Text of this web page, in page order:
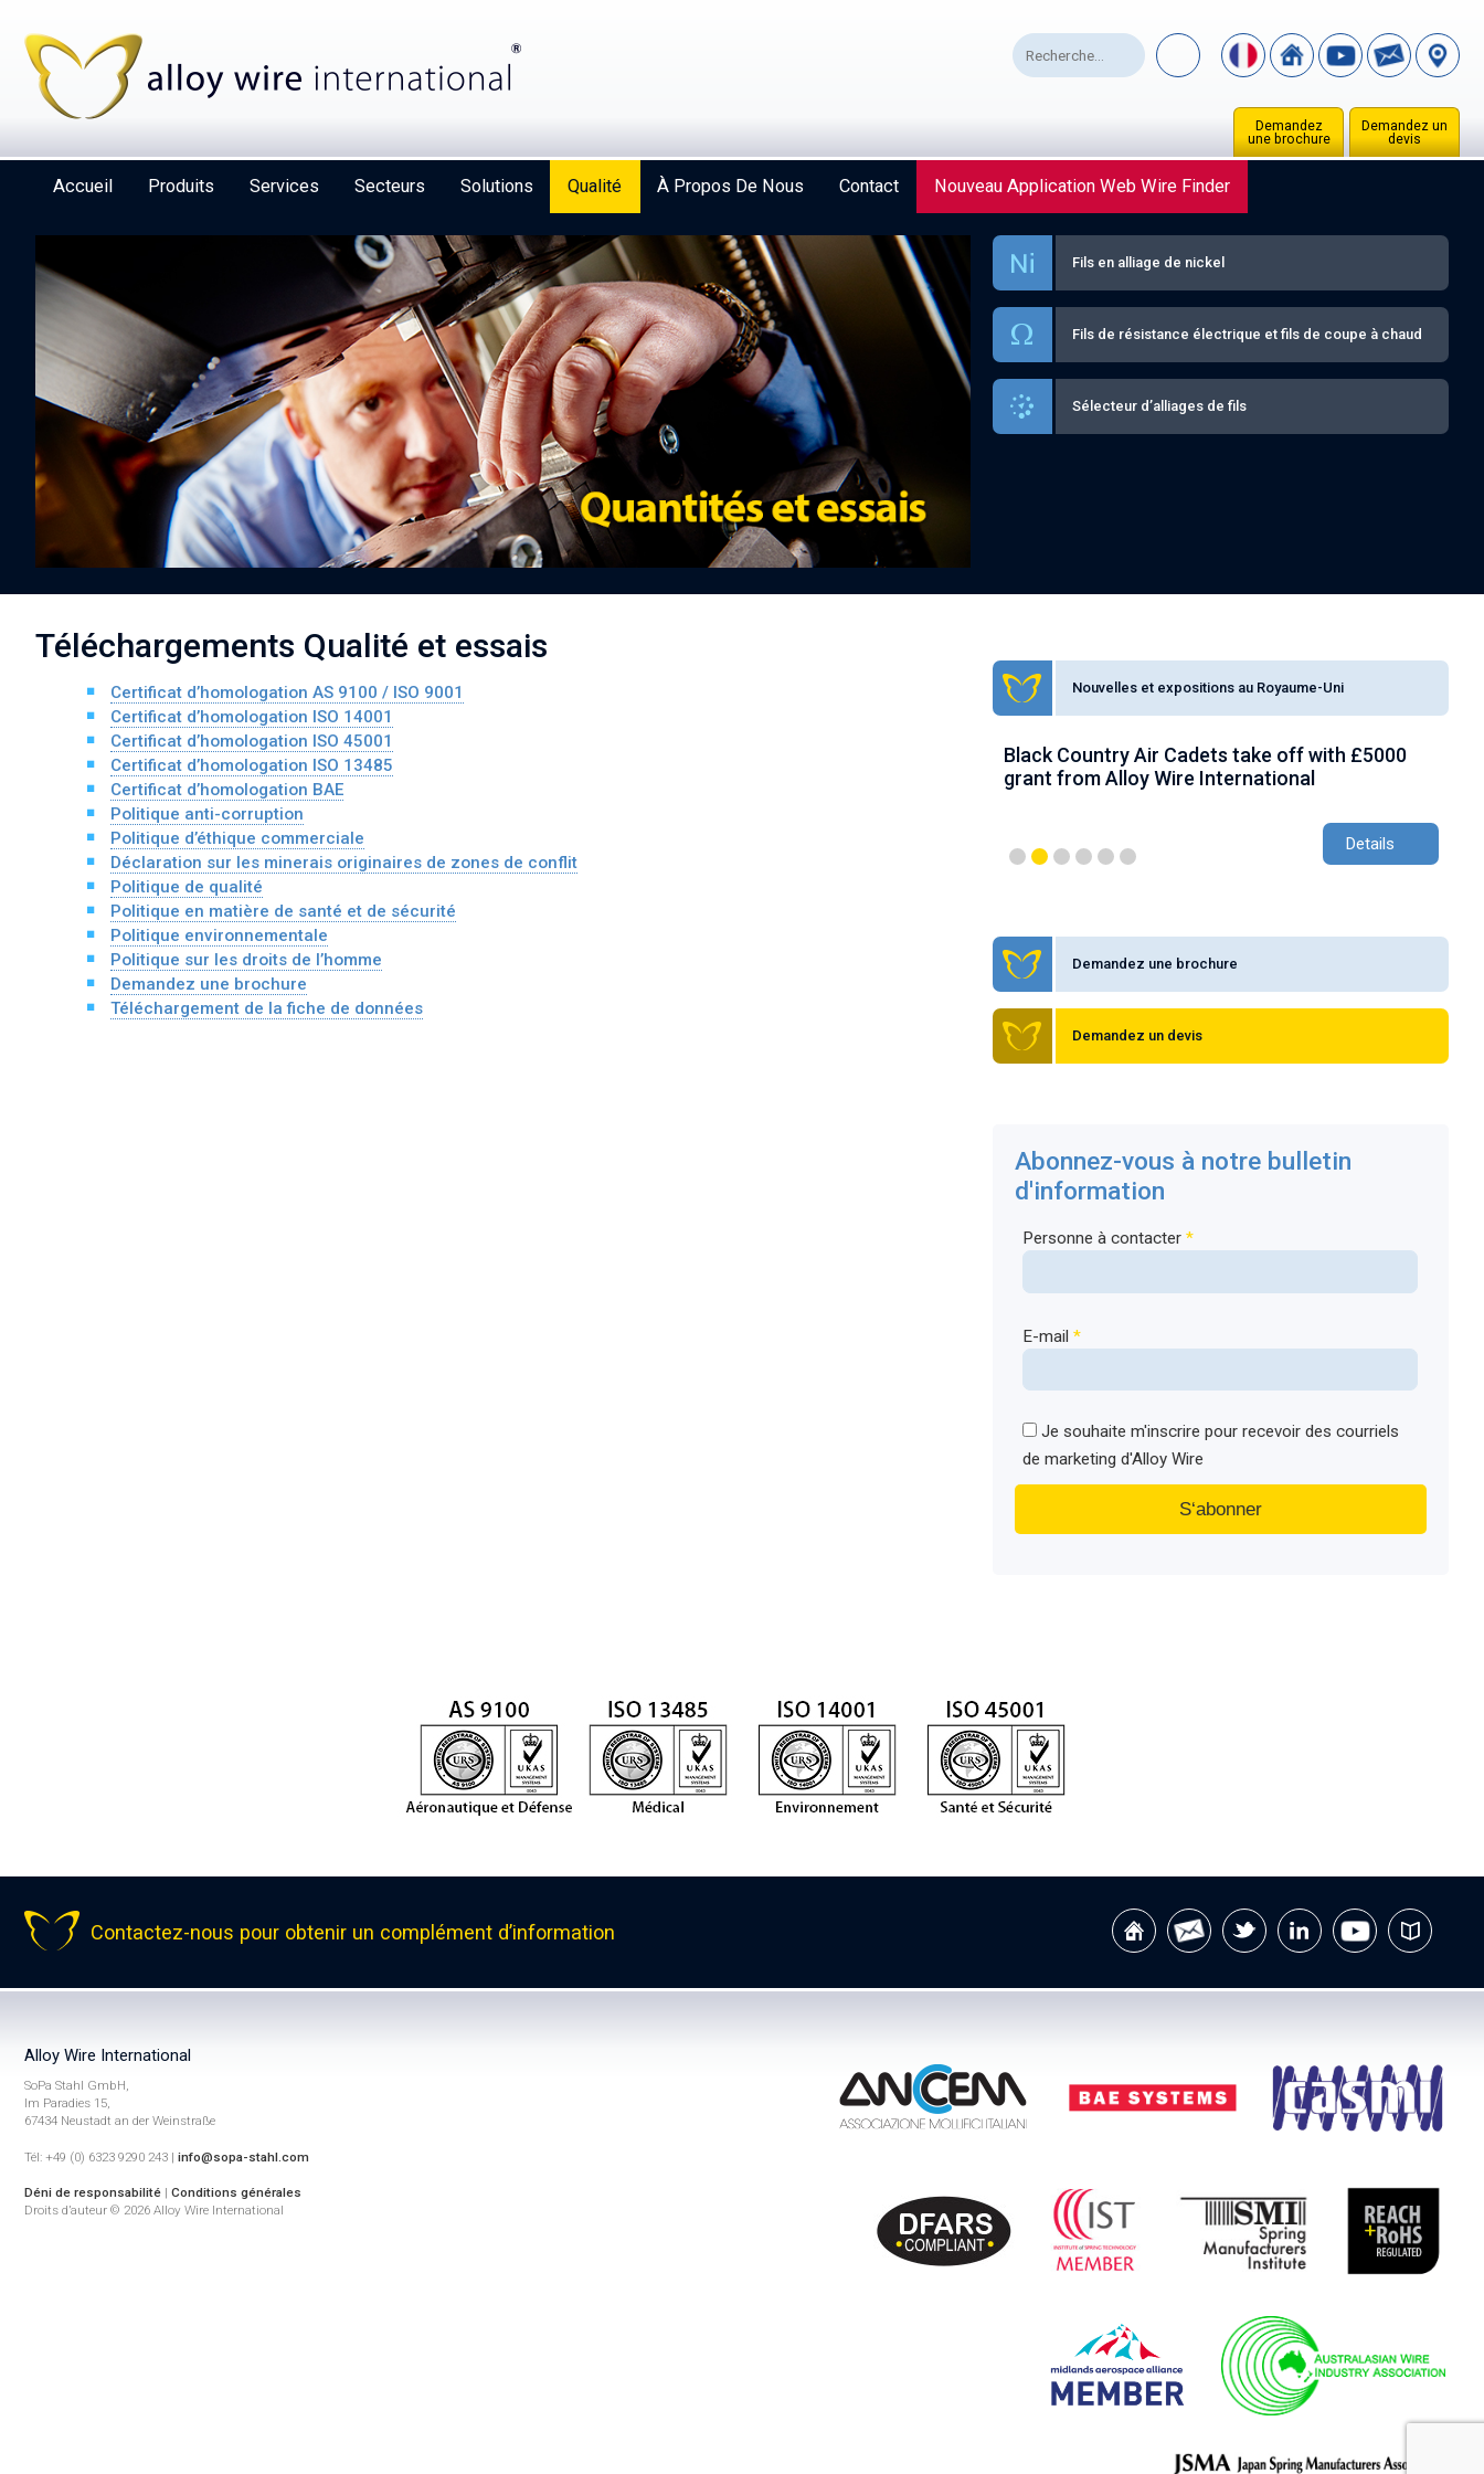
Demandez un
devis
Demandez
une brochure
Accueil Produits Services Secteurs Solutions Qualité À Propos De Nous Contact Nouveau Application Web Wire Finder
Fils en alliage de nickel
Fils de résistance électrique et fils de coupe à chaud
Sélecteur d’alliages de fils
Téléchargements Qualité et essais
Certificat d’homologation AS 9100 / ISO 9001
Certificat d’homologation ISO 14001
Certificat d’homologation ISO 45001
Certificat d’homologation ISO 13485
Certificat d’homologation BAE
Politique anti-corruption
Politique d’éthique commerciale
Déclaration sur les minerais originaires de zones de conflit
Politique de qualité
Politique en matière de santé et de sécurité
Politique environnementale
Politique sur les droits de l’homme
Demandez une brochure
Téléchargement de la fiche de données
Nouvelles et expositions au Royaume-Uni
Alloy Wire International to toast its 80th
birthday at Wire 2026
Black Country Air Cadets take off with £5000
grant from Alloy Wire International
Details
Demandez une brochure
Demandez un devis
Abonnez-vous à notre bulletin
d'information
Personne à contacter*
E-mail*
Je souhaite m'inscrire pour recevoir des courriels
de marketing d'Alloy Wire
Contactez-nous pour obtenir un complément d’information
Alloy Wire International
SoPa Stahl GmbH,
Im Paradies 15,
67434 Neustadt an der Weinstraße
Tél: +49 (0) 6323 9290 243 | info@sopa-stahl.com
Déni de responsabilité | Conditions générales
Droits d’auteur © 2026 Alloy Wire International